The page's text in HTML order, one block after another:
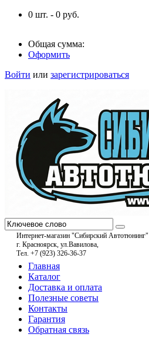
0 шт. - 0 руб.
Общая сумма:
Оформить
Войти или зарегистрироваться
Интернет-магазин "Сибирский Автотюнинг"
г. Красноярск, ул.Вавилова,
Тел. +7 (923) 326-36-37
Главная
Каталог
Доставка и оплата
Полезные советы
Контакты
Гарантия
Обратная связь